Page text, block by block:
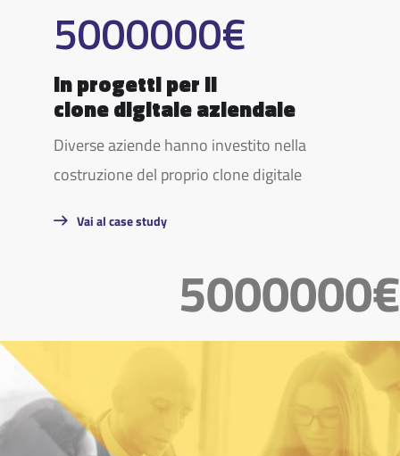
5000000€
in progetti per il
clone digitale aziendale
Diverse aziende hanno investito nella
costruzione del proprio clone digitale
Vai al case study
5000000€